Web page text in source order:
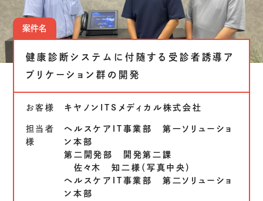
SERVICE
事業紹介製品ソリューション
J's Works ERP
FLEXSCHE
クラウドソリューション
受託開発
生成AIソリューション
案件名
健康診断システムに付随する受診者誘導ア
プリケーション群の開発
お客様 キヤノンITSメディカル株式会社
担当者
様
ヘルスケアＩＴ事業部 第一ソリューショ
ン本部
第二開発部 開発第二課
佐々木 知二様（写真中央）
ヘルスケアＩＴ事業部 第二ソリューショ
ン本部